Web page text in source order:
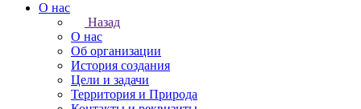
О нас
Назад
О нас
Об организации
История создания
Цели и задачи
Территория и Природа